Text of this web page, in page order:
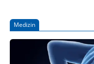
Medizin